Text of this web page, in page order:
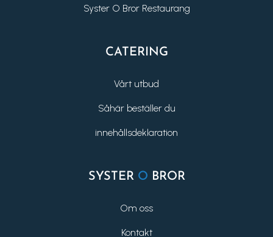
Syster O Bror Restaurang
CATERING
Vårt utbud
Såhär beställer du
innehållsdeklaration
SYSTER O BROR
Om oss
Kontakt